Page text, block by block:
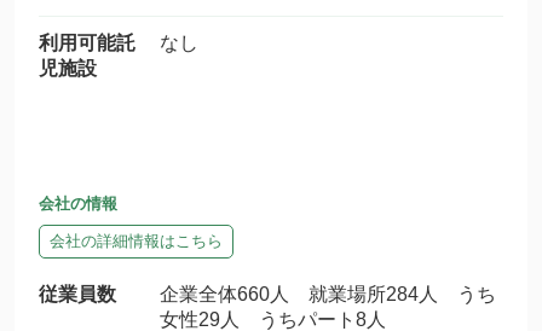
利用可能託
児施設
なし
会社の情報
会社の詳細情報はこちら
従業員数
企業全体660人 就業場所284人 うち
女性29人 うちパート8人